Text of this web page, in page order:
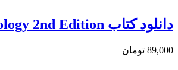
دانلود كتاب Case-Based Interventional Neuroradiology 2nd Edition
89,000 تومان